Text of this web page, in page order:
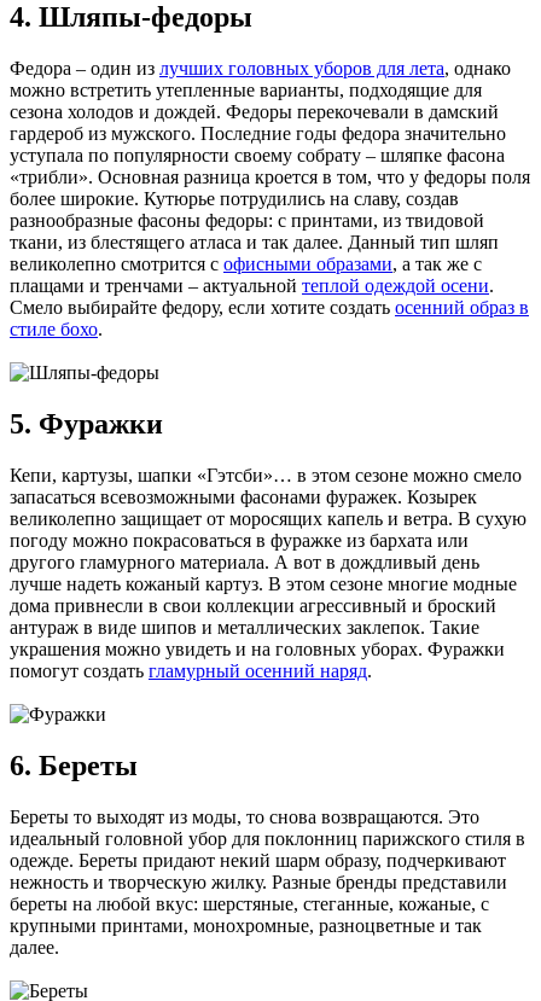
4. Шляпы-федоры
Федора – один из лучших головных уборов для лета, однако
можно встретить утепленные варианты, подходящие для
сезона холодов и дождей. Федоры перекочевали в дамский
гардероб из мужского. Последние годы федора значительно
уступала по популярности своему собрату – шляпке фасона
«трибли». Основная разница кроется в том, что у федоры поля
более широкие. Кутюрье потрудились на славу, создав
разнообразные фасоны федоры: с принтами, из твидовой
ткани, из блестящего атласа и так далее. Данный тип шляп
великолепно смотрится с офисными образами, а так же с
плащами и тренчами – актуальной теплой одеждой осени.
Смело выбирайте федору, если хотите создать осенний образ в
стиле бохо.
5. Фуражки
Кепи, картузы, шапки «Гэтсби»… в этом сезоне можно смело
запасаться всевозможными фасонами фуражек. Козырек
великолепно защищает от моросящих капель и ветра. В сухую
погоду можно покрасоваться в фуражке из бархата или
другого гламурного материала. А вот в дождливый день
лучше надеть кожаный картуз. В этом сезоне многие модные
дома привнесли в свои коллекции агрессивный и броский
антураж в виде шипов и металлических заклепок. Такие
украшения можно увидеть и на головных уборах. Фуражки
помогут создать гламурный осенний наряд.
6. Береты
Береты то выходят из моды, то снова возвращаются. Это
идеальный головной убор для поклонниц парижского стиля в
одежде. Береты придают некий шарм образу, подчеркивают
нежность и творческую жилку. Разные бренды представили
береты на любой вкус: шерстяные, стеганные, кожаные, с
крупными принтами, монохромные, разноцветные и так
далее.